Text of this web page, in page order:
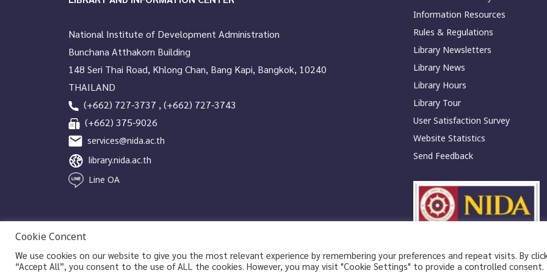
National Institute of Development Administration
Bunchana Atthakorn Building
148 Seri Thai Road, Khlong Chan, Bang Kapi, Bangkok, 10240
THAILAND
(+662) 727-3737 , (+662) 727-3743
(+662) 375-9026
services@nida.ac.th
library.nida.ac.th
Line OA
Information Resources
Rules & Regulations
Library Newsletters
Library News
Library Hours
Library Tour
User Satisfaction Survey
Website Statistics
Send Feedback
Copyrights © 2026 Library and Information Center, NIDA Privacy Policy|Privacy Notice
Cookie Concent
We use cookies on our website to give you the most relevant experience by remembering your preferences and repeat visits. By
“Accept All”, you consent to the use of ALL the cookies. However, you may visit "Cookie Settings" to provide a controlled consent.